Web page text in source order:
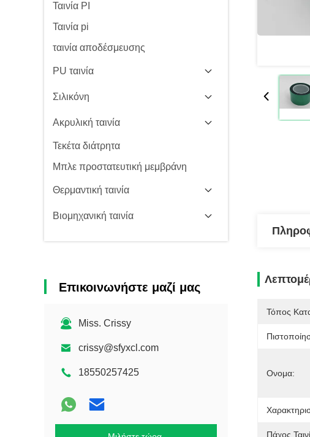
Ταινία PI
Ταινία pi
ταινία αποδέσμευσης
PU ταινία
Σιλικόνη
Ακρυλική ταινία
Τεκέτα διάτρητα
Μπλε προστατευτική μεμβράνη
Θερμαντική ταινία
Βιομηχανική ταινία
Επικοινωνήστε μαζί μας
Miss. Crissy
crissy@sfyxcl.com
18550257425
Τόπος
Ονομα:
Πάχος